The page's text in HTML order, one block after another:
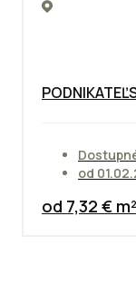
od
od 7,32 €